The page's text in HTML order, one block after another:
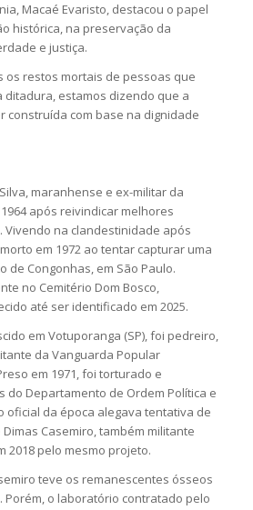
Macaé Evaristo, destacou o papel
histórica, na preservação da
e justiça.
os restos mortais de pessoas que
estamos dizendo que a
construída com base na dignidade
maranhense e ex-militar da
após reivindicar melhores
Vivendo na clandestinidade após
em 1972 ao tentar capturar uma
de Congonhas, em São Paulo.
no Cemitério Dom Bosco,
até ser identificado em 2025.
em Votuporanga (SP), foi pedreiro,
da Vanguarda Popular
em 1971, foi torturado e
do Departamento de Ordem Política e
oficial da época alegava tentativa de
Casemiro, também militante
2018 pelo mesmo projeto.
teve os remanescentes ósseos
Porém, o laboratório contratado pelo